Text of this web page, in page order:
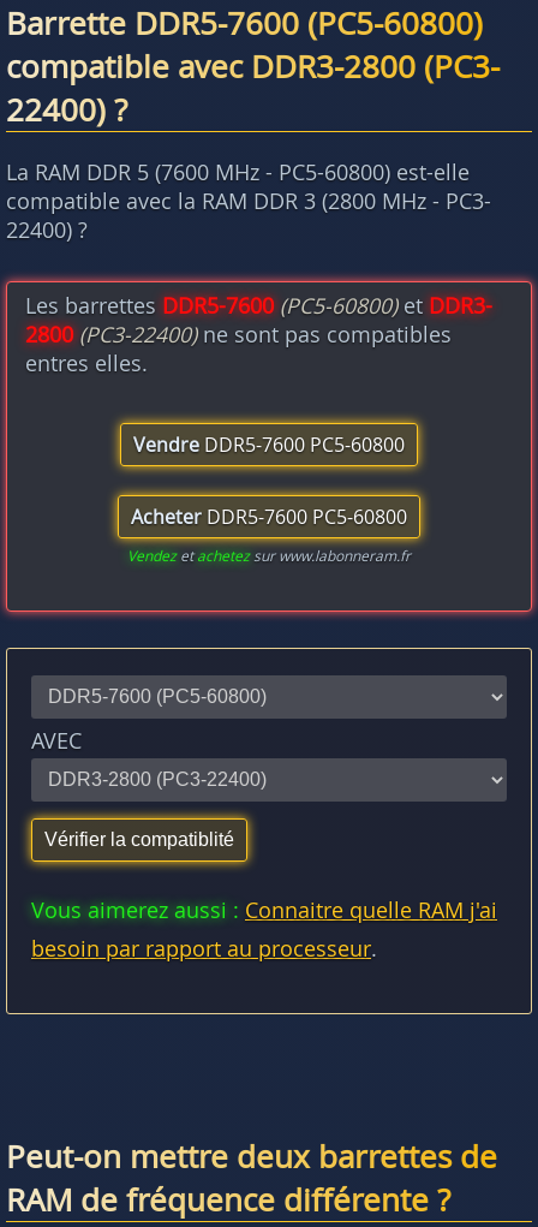
Barrette DDR5-7600 (PC5-60800)
compatible avec DDR3-2800 (PC3-
22400) ?
La RAM DDR 5 (7600 MHz - PC5-60800) est-elle
compatible avec la RAM DDR 3 (2800 MHz - PC3-
22400) ?
Les barrettes DDR5-7600 (PC5-60800)et DDR3-
2800 (PC3-22400)ne sont pas compatibles
entres elles.
Vendre DDR5-7600 PC5-60800
Acheter DDR5-7600 PC5-60800
Vendezetachetezsur www.labonneram.fr
AVEC
Vous aimerez aussi : Connaitre quelle RAM j'ai
besoin par rapport au processeur.
Peut-on mettre deux barrettes de
RAM de fréquence différente ?